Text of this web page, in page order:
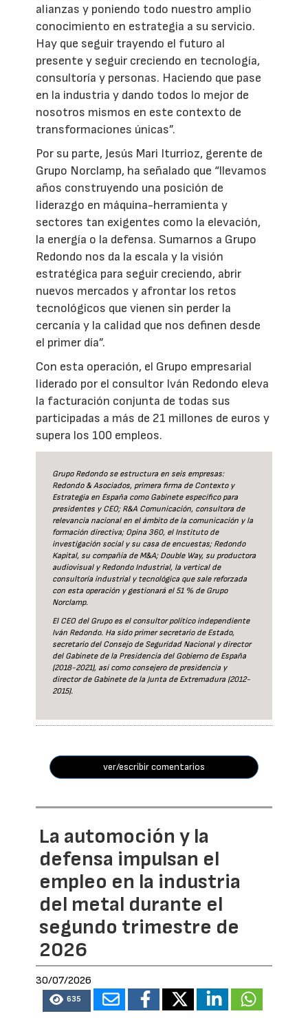
alianzas y poniendo todo nuestro amplio
conocimiento en estrategia a su servicio.
Hay que seguir trayendo el futuro al
presente y seguir creciendo en tecnología,
consultoría y personas. Haciendo que pase
en la industria y dando todos lo mejor de
nosotros mismos en este contexto de
transformaciones únicas”.
Por su parte, Jesús Mari Iturrioz, gerente de
Grupo Norclamp, ha señalado que “llevamos
años construyendo una posición de
liderazgo en máquina-herramienta y
sectores tan exigentes como la elevación,
la energía o la defensa. Sumarnos a Grupo
Redondo nos da la escala y la visión
estratégica para seguir creciendo, abrir
nuevos mercados y afrontar los retos
tecnológicos que vienen sin perder la
cercanía y la calidad que nos definen desde
el primer día”.
Con esta operación, el Grupo empresarial
liderado por el consultor Iván Redondo eleva
la facturación conjunta de todas sus
participadas a más de 21 millones de euros y
supera los 100 empleos.
Grupo Redondo se estructura en seis empresas:
Redondo & Asociados, primera firma de Contexto y
Estrategia en España como Gabinete específico para
presidentes y CEO; R&A Comunicación, consultora de
relevancia nacional en el ámbito de la comunicación y la
formación directiva; Opina 360, el Instituto de
investigación social y su casa de encuestas; Redondo
Kapital, su compañía de M&A; Double Way, su productora
audiovisual y Redondo Industrial, la vertical de
consultoría industrial y tecnológica que sale reforzada
con esta operación y gestionará el 51 % de Grupo
Norclamp.
El CEO del Grupo es el consultor político independiente
Iván Redondo. Ha sido primer secretario de Estado,
secretario del Consejo de Seguridad Nacional y director
del Gabinete de la Presidencia del Gobierno de España
(2018-2021), así como consejero de presidencia y
director de Gabinete de la Junta de Extremadura (2012-
2015).
ver/escribir comentarios
La automoción y la
defensa impulsan el
empleo en la industria
del metal durante el
segundo trimestre de
2026
30/07/2026
635